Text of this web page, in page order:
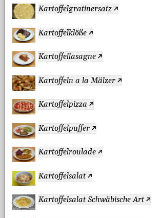
Kartoffelgratinersatz
Kartoffelklöße
Kartoffellasagne
Kartoffeln a la Mälzer
Kartoffelpizza
Kartoffelpuffer
Kartoffelroulade
Kartoffelsalat
Kartoffelsalat Schwäbische Art